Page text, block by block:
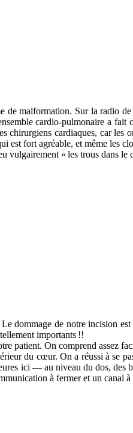
malformation. Sur la radio
cardio-pulmonaire a
cardiaques, car les
est fort agréable, et même
vulgairement « les trous dans le
dommage de notre incision
importants !!
patient. On comprend assez
du cœur. On a réussi à se
ici — au niveau du dos, des
à fermer et un canal